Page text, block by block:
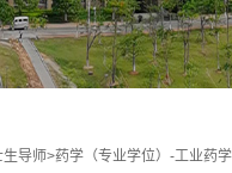
生导师>药学（专业学位）-工业药学